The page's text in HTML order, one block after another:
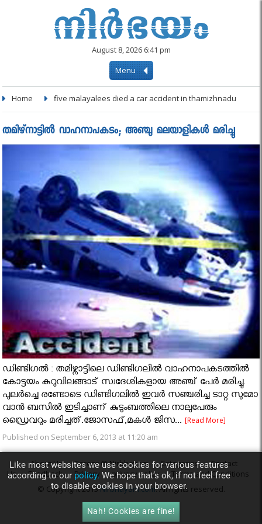
August 8, 2026 6:41 pm
Menu
Home five malayalees died a car accident in thamizhnadu
തമിഴ്‌നാട്ടില്‍ വാഹനാപകടം; അഞ്ചു മലയാളികള്‍ മരിച്ചു
ഡിണ്ടിഗല്‍ : തമിഴ്നാട്ടിലെ ഡിണ്ടിഗലില്‍ വാഹനാപകടത്തില്‍
കോട്ടയം കുറുവിലങ്ങാട് സ്വദേശികളായ അഞ്ച് പേര്‍ മരിച്ചു.
പുലര്‍ച്ചെ രണ്ടോടെ ഡിണ്ടിഗലില്‍ ഇവര്‍ സഞ്ചരിച്ച ടാറ്റ സുമോ
വാന്‍ ബസില്‍ ഇടിച്ചാണ് കുടുംബത്തിലെ നാലുപേരും
ഡ്രൈവറും മരിച്ചത്.ജോസഫ്,മകള്‍ ജിസ...[Read More]
Published on September 6, 2013 at 11:20 am
About Us Career @ Nirbhayam Categories
Contact
Us
Feedback Privacy privacy policy
Terms and Conditions
© Copyright 2013Nirbhayam.com. All rights reserved.
Like most websites we use cookies for various features
according to our policy. We hope that’s ok, if not feel free
to disable cookies in your browser.
Nah! Cookies are fine!